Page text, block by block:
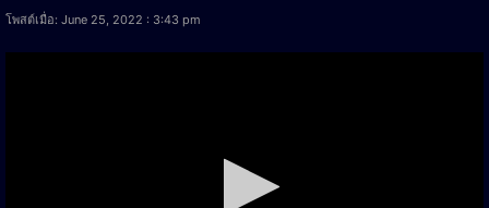
โพสต์เมื่อ: June 25, 2022 : 3:43 pm